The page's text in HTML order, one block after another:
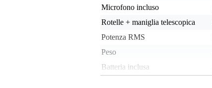
Microfono incluso
Rotelle + maniglia telescopica
Potenza RMS
Peso
Batteria inclusa